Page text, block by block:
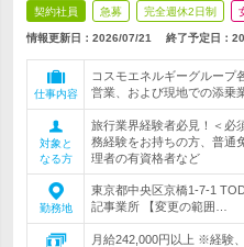
契約社員 急募 完全週休2日制
情報更新日：2026/07/21 終了予定日：
仕事内容
コスモエネルギーグループ
営業、および現地での添乗
対象と
なる方
旅行業界経験者必見！＜必
務経験をお持ちの方、普通
理者の有資格者など
勤務地
東京都中央区京橋1-7-1
記事業所 【変更の範囲…
月給242,000円以上 ※経験